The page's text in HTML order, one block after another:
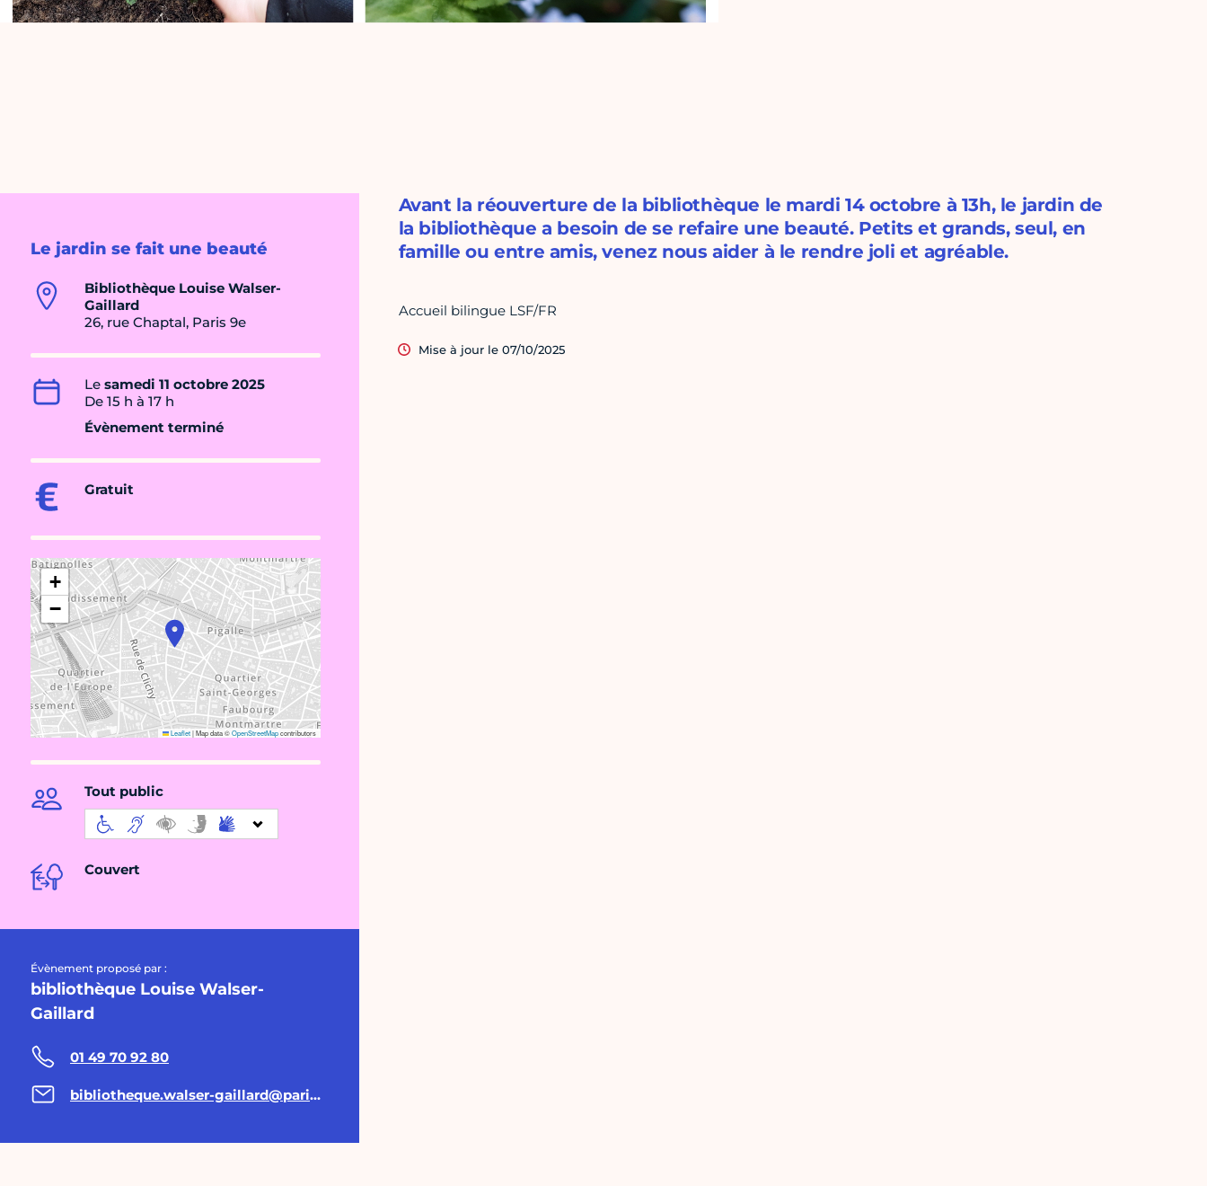
Le jardin se fait une beauté
Bibliothèque Louise Walser-
Gaillard
26, rue Chaptal, Paris 9e
Le samedi 11 octobre 2025
De 15 h à 17 h
Évènement terminé
Gratuit
+
−
Leaflet|Map data ©OpenStreetMapcontributors
Tout public
Couvert
Évènement proposé par :
bibliothèque Louise Walser-
Gaillard
01 49 70 92 80
bibliotheque.walser-gaillard@paris.fr
Avant la réouverture de la bibliothèque le mardi 14 octobre à 13h, le jardin de
la bibliothèque a besoin de se refaire une beauté. Petits et grands, seul, en
famille ou entre amis, venez nous aider à le rendre joli et agréable.
Accueil bilingue LSF/FR
Mise à jour le 07/10/2025